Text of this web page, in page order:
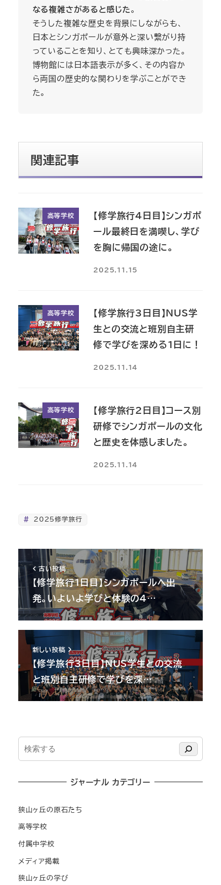
なる複雑さがあると感じた。
そうした複雑な歴史を背景にしながらも、
日本とシンガポールが意外と深い繋がり持
っていることを知り、とても興味深かった。
博物館には日本語表示が多く、その内容か
ら両国の歴史的な関わりを学ぶことができ
た。
関連記事
高等学校
【修学旅行4日目】シンガポ
ール最終日を満喫し、学び
を胸に帰国の途に。
2025.11.15
高等学校
【修学旅行3日目】NUS学
生との交流と班別自主研
修で学びを深める1日に！
2025.11.14
高等学校
【修学旅行2日目】コース別
研修でシンガポールの文化
と歴史を体感しました。
2025.11.14
2025修学旅行
古い投稿
【修学旅行1日目】シンガポールへ出
発。いよいよ学びと体験の4…
新しい投稿
【修学旅行3日目】NUS学生との交流
と班別自主研修で学びを深…
ジャーナル カテゴリー
狭山ヶ丘の原石たち
高等学校
付属中学校
メディア掲載
狭山ヶ丘の学び